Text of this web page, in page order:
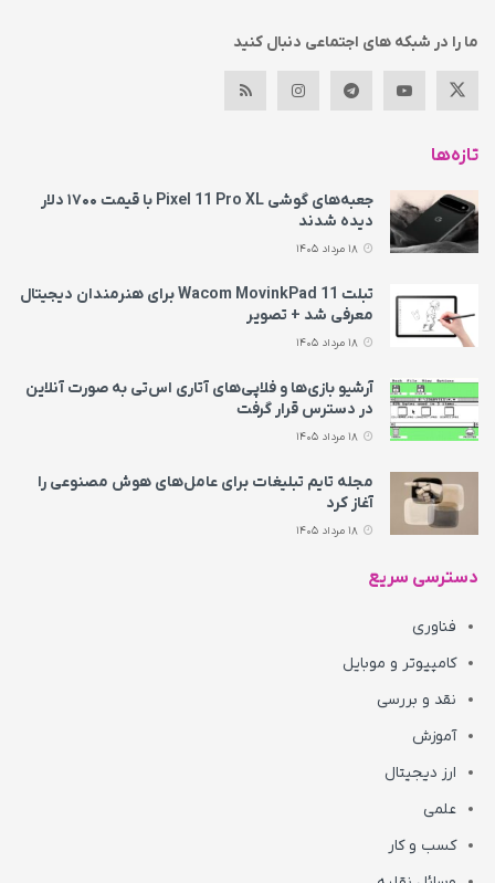
ما را در شبکه های اجتماعی دنبال کنید
تازه‌ها
جعبه‌های گوشی Pixel 11 Pro XL با قیمت ۱۷۰۰ دلار
دیده شدند
تبلت Wacom MovinkPad 11 برای هنرمندان دیجیتال
معرفی شد + تصویر
آرشیو بازی‌ها و فلاپی‌های آتاری اس‌تی به‌ صورت آنلاین
در دسترس قرار گرفت
مجله تایم تبلیغات برای عامل‌های هوش مصنوعی را
آغاز کرد
دسترسی سریع
فناوری
کامپیوتر و موبایل
نقد و بررسی
آموزش
ارز دیجیتال
علمی
کسب و کار